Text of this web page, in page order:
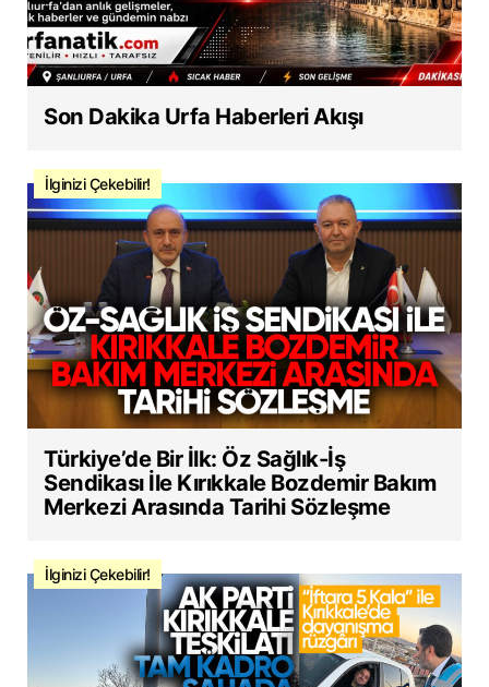
Son Dakika Urfa Haberleri Akışı
İlginizi Çekebilir!
Türkiye’de Bir İlk: Öz Sağlık-İş
Sendikası İle Kırıkkale Bozdemir Bakım
Merkezi Arasında Tarihi Sözleşme
İlginizi Çekebilir!